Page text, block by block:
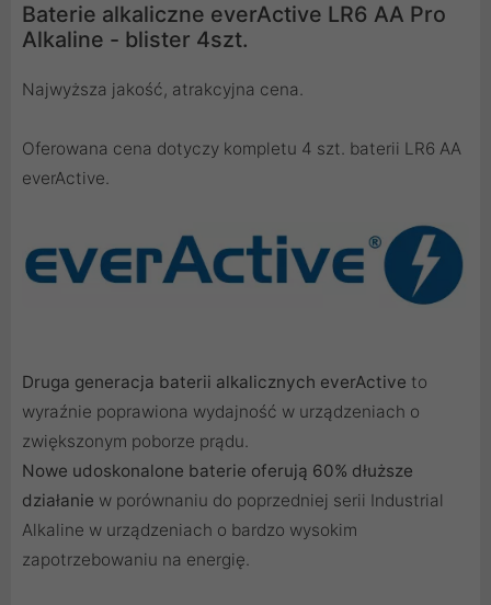
Baterie alkaliczne everActive LR6 AA Pro
Alkaline - blister 4szt.
Najwyższa jakość, atrakcyjna cena.
Oferowana cena dotyczy kompletu 4 szt. baterii LR6 AA
everActive.
Druga generacja baterii alkalicznych everActive to
wyraźnie poprawiona wydajność w urządzeniach o
zwiększonym poborze prądu.
Nowe udoskonalone baterie oferują 60% dłuższe
działanie w porównaniu do poprzedniej serii Industrial
Alkaline w urządzeniach o bardzo wysokim
zapotrzebowaniu na energię.